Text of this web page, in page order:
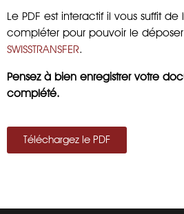
Le PDF est interactif il vous suffit de
compléter pour pouvoir le
SWISSTRANSFER.
Pensez à bien enregistrer votre
complété.
Téléchargez le PDF